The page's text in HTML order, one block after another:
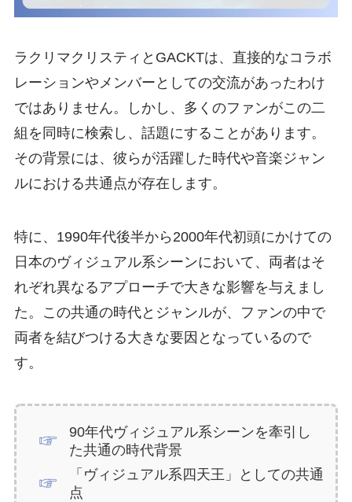
ラクリマクリスティとGACKTは、直接的なコラボ
レーションやメンバーとしての交流があったわけ
ではありません。しかし、多くのファンがこの二
組を同時に検索し、話題にすることがあります。
その背景には、彼らが活躍した時代や音楽ジャン
ルにおける共通点が存在します。
特に、1990年代後半から2000年代初頭にかけての
日本のヴィジュアル系シーンにおいて、両者はそ
れぞれ異なるアプローチで大きな影響を与えまし
た。この共通の時代とジャンルが、ファンの中で
両者を結びつける大きな要因となっているので
す。
90年代ヴィジュアル系シーンを牽引し
た共通の時代背景
「ヴィジュアル系四天王」としての共通
点